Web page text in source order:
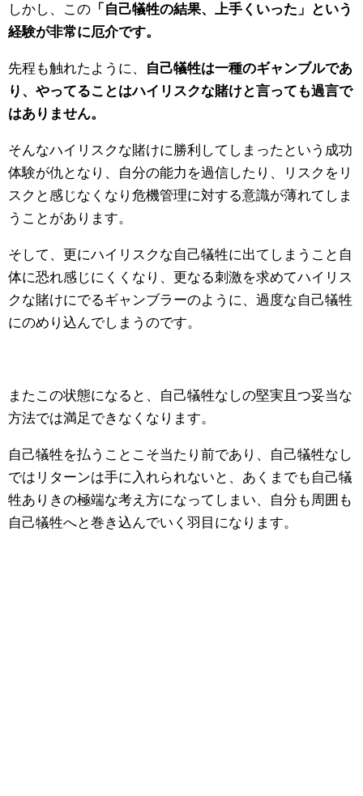
しかし、この 「自己犠牲の結果、上手くいった」という
経験が非常に厄介です。
先程も触れたように、
自己犠牲は一種のギャンブルであ
り、やってることはハイリスクな賭けと言っても過言で
はありません。
そんなハイリスクな賭けに勝利してしまったという成功
体験が仇となり、自分の能力を過信したり、リスクをリ
スクと感じなくなり危機管理に対する意識が薄れてしま
うことがあります。
そして、更にハイリスクな自己犠牲に出てしまうこと自
体に恐れ感じにくくなり、更なる刺激を求めてハイリス
クな賭けにでるギャンブラーのように、過度な自己犠牲
にのめり込んでしまうのです。
またこの状態になると、自己犠牲なしの堅実且つ妥当な
方法では満足できなくなります。
自己犠牲を払うことこそ当たり前であり、自己犠牲なし
ではリターンは手に入れられないと、あくまでも自己犠
牲ありきの極端な考え方になってしまい、自分も周囲も
自己犠牲へと巻き込んでいく羽目になります。